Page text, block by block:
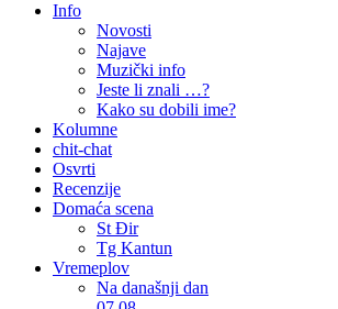
Info
Novosti
Najave
Muzički info
Jeste li znali …?
Kako su dobili ime?
Kolumne
chit-chat
Osvrti
Recenzije
Domaća scena
St Đir
Tg Kantun
Vremeplov
Na današnji dan